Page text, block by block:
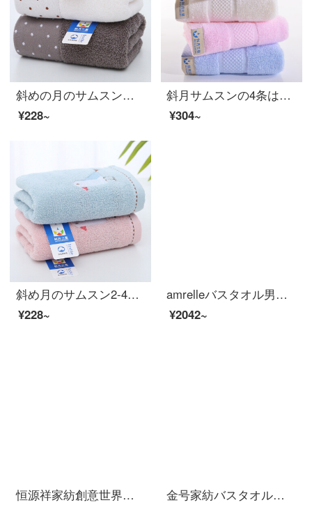
斜めの月のサムスンの2-4条は純綿のタオルを詰めます。家庭用男女のカップルはタオルを洗って柔軟に水を吸います。（白+灰色）北欧はロマンチックです。
¥228~
斜月サムスンの4条は錦の綿のタオルを詰めます。
¥304~
斜め月のサムスン2-4条は純綿のタオルを詰めて無事に幸せです。
¥228~
amrelleバスタオル男女家庭用出口日本綿吸水速乾柔らかいタオル三点セットホテルラクダ色バスタオル1枚
¥2042~
恒源祥家紡創意世界家庭用純綿刺繍タオル柔軟吸水綿バスタオル大人男女通用創意世界バスタオル2092-ブラウン70 cm×140 cm（一本入り）
金号家紡バスタオル家庭用綿吸水速乾風呂大タオル学生タオルは、包んで着られます。